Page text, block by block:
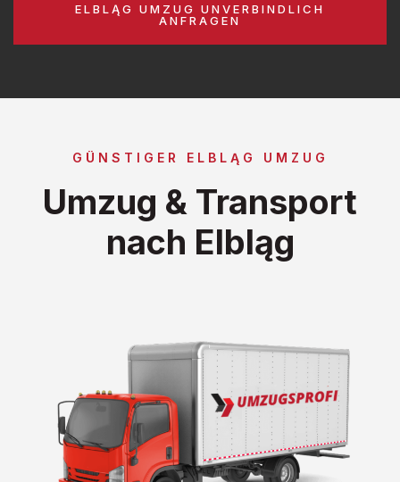
ELBLĄG UMZUG UNVERBINDLICH
ANFRAGEN
GÜNSTIGER ELBLĄG UMZUG
Umzug & Transport
nach Elbląg